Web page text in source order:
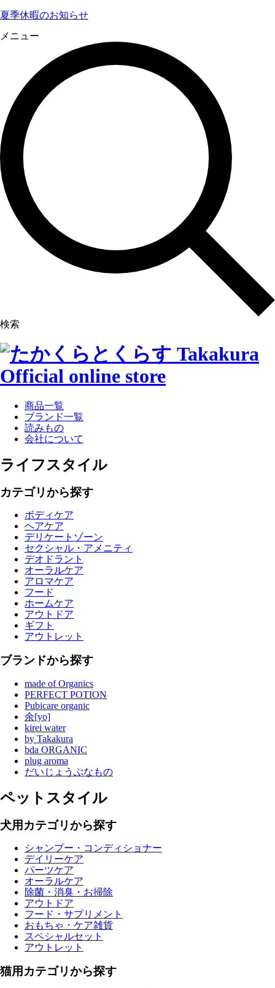
夏季休暇のお知らせ
メニュー
検索
商品一覧
ブランド一覧
読みもの
会社について
ライフスタイル
カテゴリから探す
ボディケア
ヘアケア
デリケートゾーン
セクシャル・アメニティ
デオドラント
オーラルケア
アロマケア
フード
ホームケア
アウトドア
ギフト
アウトレット
ブランドから探す
made of Organics
PERFECT POTION
Pubicare organic
余[yo]
kirei water
by Takakura
bda ORGANIC
plug aroma
だいじょうぶなもの
ペットスタイル
犬用カテゴリから探す
シャンプー・コンディショナー
デイリーケア
パーツケア
オーラルケア
除菌・消臭・お掃除
アウトドア
フード・サプリメント
おもちゃ・ケア雑貨
スペシャルセット
アウトレット
猫用カテゴリから探す